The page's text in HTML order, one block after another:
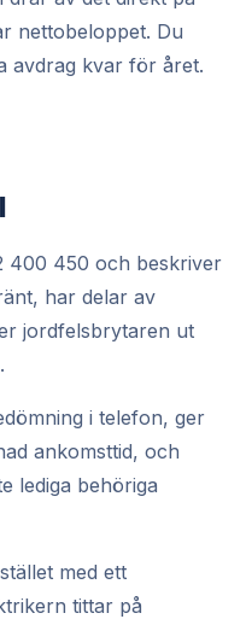
nettobeloppet. Du
avdrag kvar för året.
400 450 och beskriver
har delar av
jordfelsbrytaren ut
i telefon, ger
ankomsttid, och
lediga behöriga
med ett
tittar på